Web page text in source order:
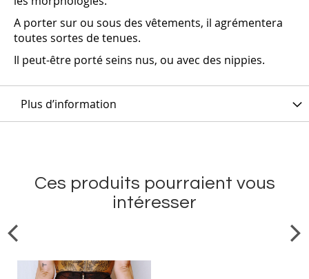
A porter sur ou sous des vêtements, il agrémentera
toutes sortes de tenues.
Il peut-être porté seins nus, ou avec des nippies.
Plus d’information
Ces produits pourraient vous
intéresser